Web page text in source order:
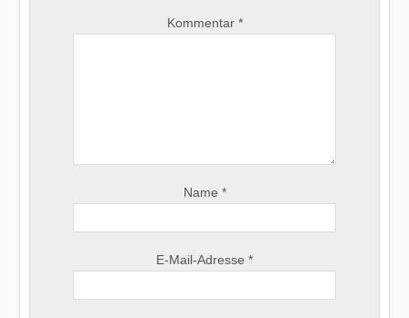
Kommentar *
Name *
E-Mail-Adresse *